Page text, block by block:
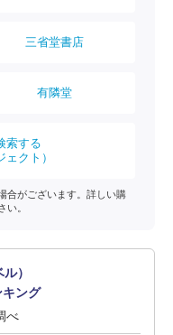
三省堂書店
有隣堂
索する
ェクト）
合がございます。詳しい購
い。
）
ング
べ